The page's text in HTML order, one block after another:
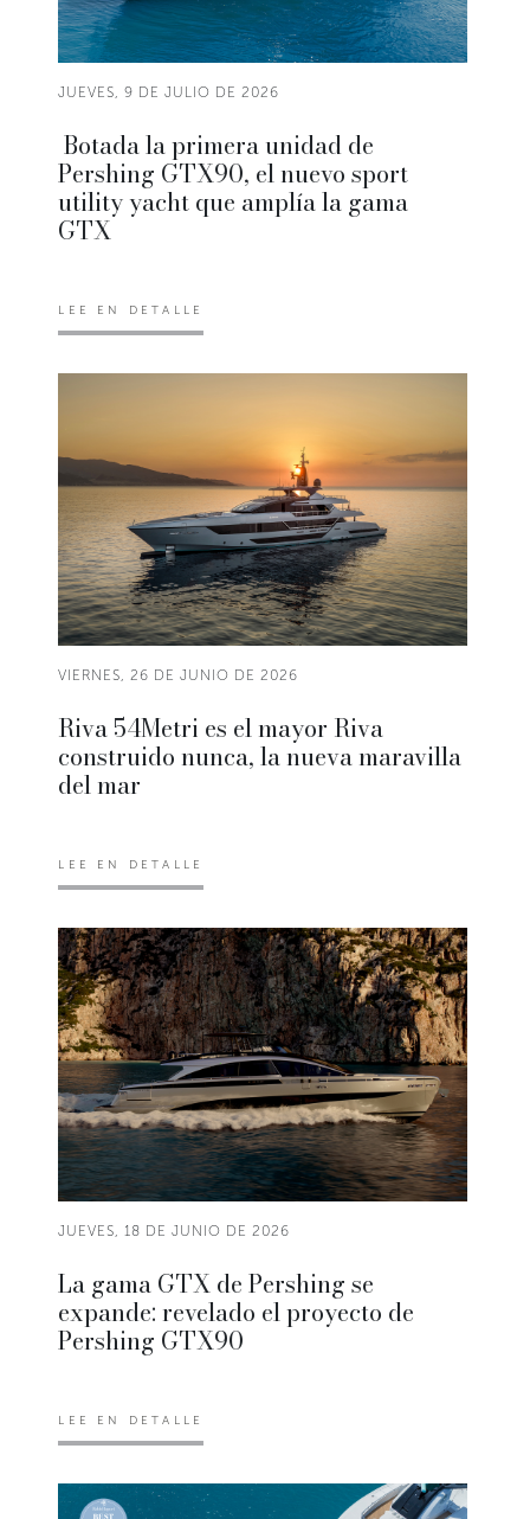
JUEVES, 9 DE JULIO DE 2026
Botada la primera unidad de
Pershing GTX90, el nuevo sport
utility yacht que amplía la gama
GTX
LEE EN DETALLE
VIERNES, 26 DE JUNIO DE 2026
Riva 54Metri es el mayor Riva
construido nunca, la nueva maravilla
del mar
LEE EN DETALLE
JUEVES, 18 DE JUNIO DE 2026
La gama GTX de Pershing se
expande: revelado el proyecto de
Pershing GTX90
LEE EN DETALLE